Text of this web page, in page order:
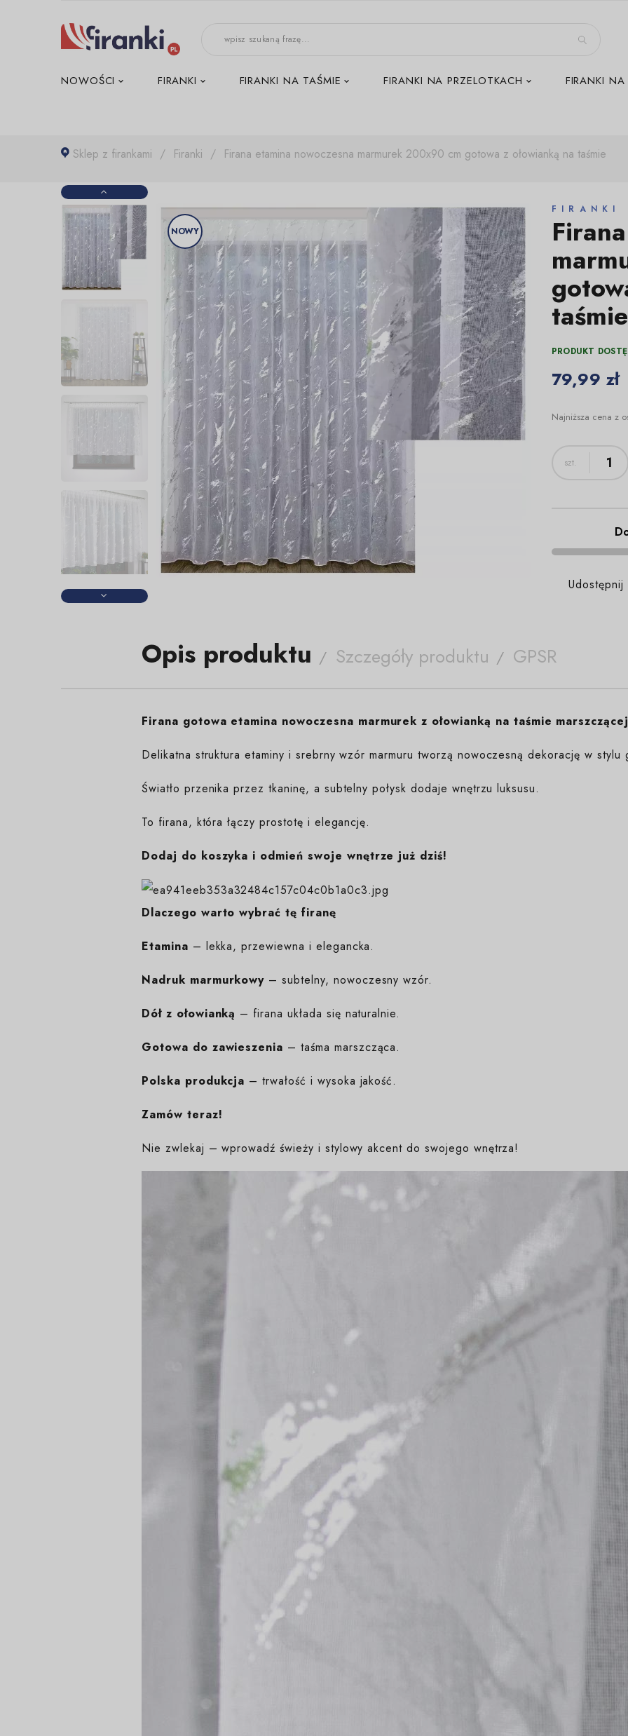
NOWOŚCI FIRANKI FIRANKI NA TAŚMIE FIRANKI NA PRZELOTKACH FIRANKI NA
Sklep z firankami Firanki Firana etamina nowoczesna marmurek 200x90 cm gotowa z ołowianką na taśmie
NOWY
FIRANKI
taśmie
PRODUKT
79,99 zł
Najniższa cena z
Udostępnij
Opis produktu Szczegóły produktu GPSR
Firana gotowa etamina nowoczesna marmurek z ołowianką na taśmie
Delikatna struktura etaminy i srebrny wzór marmuru tworzą nowoczesną dekorację w stylu
Światło przenika przez tkaninę, a subtelny połysk dodaje wnętrzu luksusu.
To firana, która łączy prostotę i elegancję.
Dodaj do koszyka i odmień swoje wnętrze już dziś!
Dlaczego warto wybrać tę firanę
Etamina – lekka, przewiewna i elegancka.
Nadruk marmurkowy – subtelny, nowoczesny wzór.
Dół z ołowianką – firana układa się naturalnie.
Gotowa do zawieszenia – taśma marszcząca.
Polska produkcja – trwałość i wysoka jakość.
Zamów teraz!
Nie zwlekaj – wprowadź świeży i stylowy akcent do swojego wnętrza!